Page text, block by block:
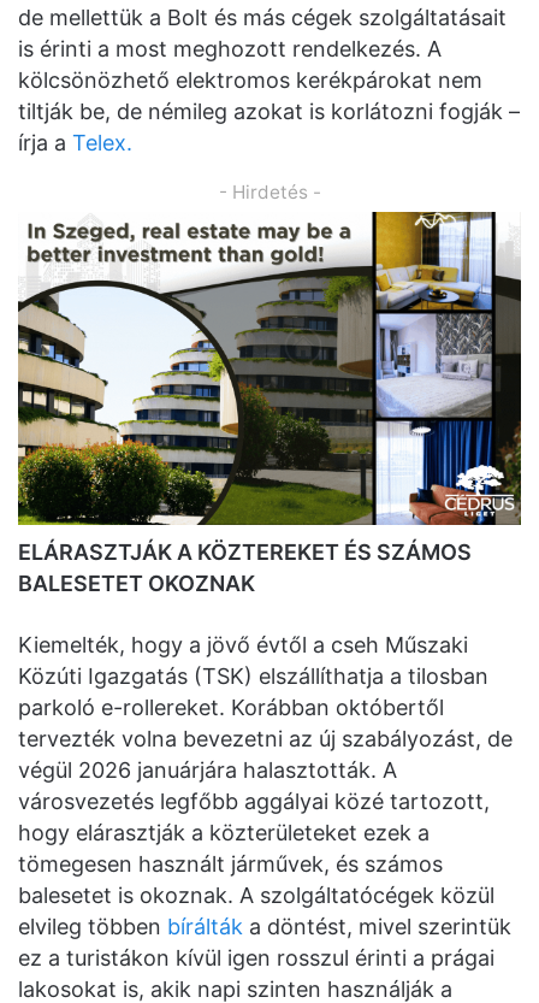
de mellettük a Bolt és más cégek szolgáltatásait
is érinti a most meghozott rendelkezés. A
kölcsönözhető elektromos kerékpárokat nem
tiltják be, de némileg azokat is korlátozni fogják –
írja a Telex.
- Hirdetés -
ELÁRASZTJÁK A KÖZTEREKET ÉS SZÁMOS
BALESETET OKOZNAK
Kiemelték, hogy a jövő évtől a cseh Műszaki
Közúti Igazgatás (TSK) elszállíthatja a tilosban
parkoló e-rollereket. Korábban októbertől
tervezték volna bevezetni az új szabályozást, de
végül 2026 januárjára halasztották. A
városvezetés legfőbb aggályai közé tartozott,
hogy elárasztják a közterületeket ezek a
tömegesen használt járművek, és számos
balesetet is okoznak. A szolgáltatócégek közül
elvileg többen bírálták a döntést, mivel szerintük
ez a turistákon kívül igen rosszul érinti a prágai
lakosokat is, akik napi szinten használják a